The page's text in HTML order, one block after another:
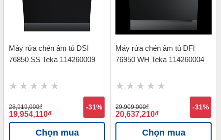
Máy rửa chén âm tủ DSI
76850 SS Teka 114260009
28,919,000đ
19,954,110đ
-31%
Chọn mua
Máy rửa chén âm tủ DFI
76950 WH Teka 114260004
29,909,000đ
20,637,210đ
-31%
Chọn mua